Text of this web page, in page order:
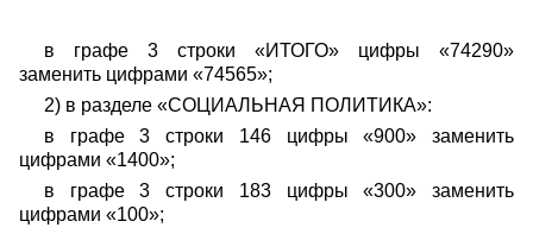
в графе 3 строки «ИТОГО» цифры «74290»
заменить цифрами «74565»;
2) в разделе «СОЦИАЛЬНАЯ ПОЛИТИКА»:
в графе 3 строки 146 цифры «900» заменить
цифрами «1400»;
в графе 3 строки 183 цифры «300» заменить
цифрами «100»;